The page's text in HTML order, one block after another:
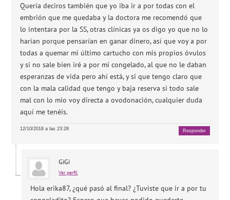
Quería deciros también que yo iba ir a por todas con el
embrión que me quedaba y la doctora me recomendó que
lo intentara por la SS, otras clínicas ya os digo yo que no lo
harían porque pensarían en ganar dinero, así que voy a por
todas a quemar mi último cartucho con mis propios óvulos
y si no sale bien iré a por mi congelado, al que no le daban
esperanzas de vida pero ahí está, y si que tengo claro que
con la mala calidad que tengo y baja reserva si todo sale
mal con lo mio voy directa a ovodonación, cualquier duda
aquí me tenéis.
12/10/2018 a las 23:28 Responder
GiGi
Ver perfil
Hola erika87, ¿qué pasó al final? ¿Tuviste que ir a por tu